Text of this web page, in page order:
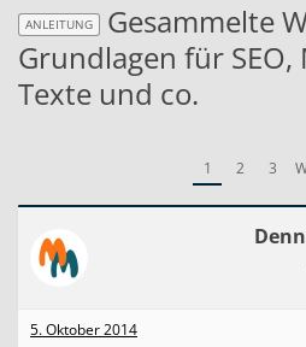
ANLEITUNG Gesammelte
Grundlagen für SEO,
Texte und co.
s
1 2 3
5. Oktober 2014